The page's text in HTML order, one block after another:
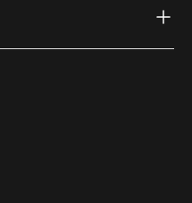
(external link)
(external link)
Youtube (external